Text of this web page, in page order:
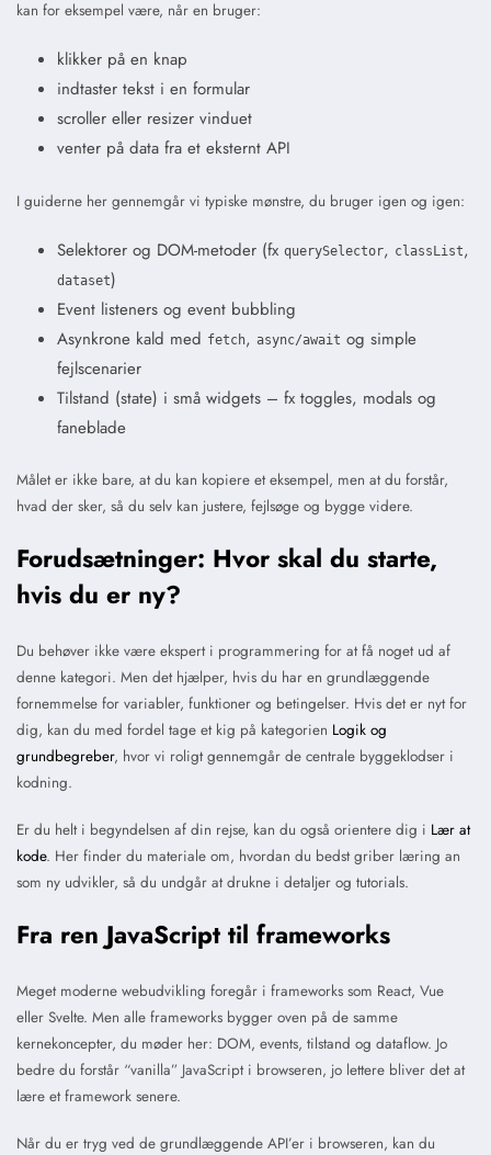
kan for eksempel være, når en bruger:
klikker på en knap
indtaster tekst i en formular
scroller eller resizer vinduet
venter på data fra et eksternt API
I guiderne her gennemgår vi typiske mønstre, du bruger igen og igen:
Selektorer og DOM-metoder (fx querySelector, classList,
dataset)
Event listeners og event bubbling
Asynkrone kald med fetch, async/await og simple
fejlscenarier
Tilstand (state) i små widgets – fx toggles, modals og
faneblade
Målet er ikke bare, at du kan kopiere et eksempel, men at du forstår,
hvad der sker, så du selv kan justere, fejlsøge og bygge videre.
Forudsætninger: Hvor skal du starte,
hvis du er ny?
Du behøver ikke være ekspert i programmering for at få noget ud af
denne kategori. Men det hjælper, hvis du har en grundlæggende
fornemmelse for variabler, funktioner og betingelser. Hvis det er nyt for
dig, kan du med fordel tage et kig på kategorien Logik og
grundbegreber, hvor vi roligt gennemgår de centrale byggeklodser i
kodning.
Er du helt i begyndelsen af din rejse, kan du også orientere dig i Lær at
kode. Her finder du materiale om, hvordan du bedst griber læring an
som ny udvikler, så du undgår at drukne i detaljer og tutorials.
Fra ren JavaScript til frameworks
Meget moderne webudvikling foregår i frameworks som React, Vue
eller Svelte. Men alle frameworks bygger oven på de samme
kernekoncepter, du møder her: DOM, events, tilstand og dataflow. Jo
bedre du forstår “vanilla” JavaScript i browseren, jo lettere bliver det at
lære et framework senere.
Når du er tryg ved de grundlæggende API’er i browseren, kan du